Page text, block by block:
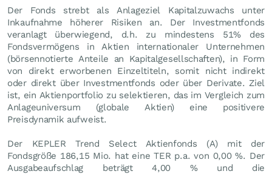
Der Fonds strebt als Anlageziel Kapitalzuwachs unter
Inkaufnahme höherer Risiken an. Der Investmentfonds
veranlagt überwiegend, d.h. zu mindestens 51% des
Fondsvermögens in Aktien internationaler Unternehmen
(börsennotierte Anteile an Kapitalgesellschaften), in Form
von direkt erworbenen Einzeltiteln, somit nicht indirekt
oder direkt über Investmentfonds oder über Derivate. Ziel
ist, ein Aktienportfolio zu selektieren, das im Vergleich zum
Anlageuniversum (globale Aktien) eine positivere
Preisdynamik aufweist.
Der KEPLER Trend Select Aktienfonds (A) mit der
Fondsgröße 186,15 Mio. hat eine TER p.a. von 0,00 %. Der
Ausgabeaufschlag beträgt 4,00 % und die